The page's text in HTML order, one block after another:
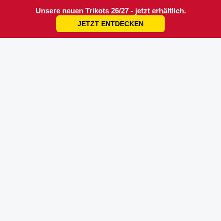
Unsere neuen Trikots 26/27 - jetzt erhältlich.
JETZT ENTDECKEN